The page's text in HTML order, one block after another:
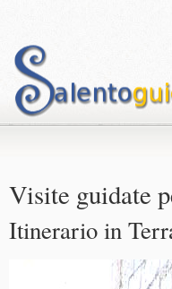
Visite guidate
Itinerario in